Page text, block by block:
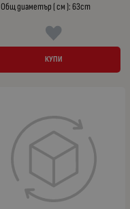
Общ диаметър ( см ): 63cm
КУПИ